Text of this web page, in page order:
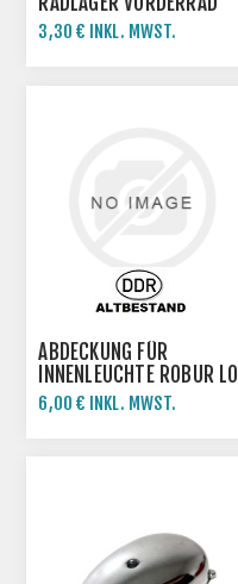
TS125 TS150 ETZ125
ETZ150
3,30 € INKL. MWST.
ABDECKUNG FÜR
INNENLEUCHTE ROBUR LO
B1000 WARTBURG 311
6,00 € INKL. MWST.